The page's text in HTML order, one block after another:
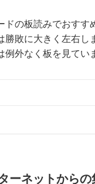
ドの板読みでおす
勝敗に大きく左右
例外なく板を見てい
ーネットから